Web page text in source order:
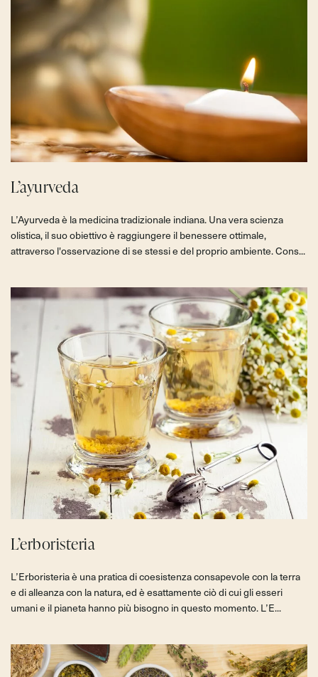
L’ayurveda
L’Ayurveda è la medicina tradizionale indiana. Una vera scienza
olistica, il suo obiettivo è raggiungere il benessere ottimale,
attraverso l'osservazione di se stessi e del proprio ambiente. Cons...
L’erboristeria
L’Erboristeria è una pratica di coesistenza consapevole con la terra
e di alleanza con la natura, ed è esattamente ciò di cui gli esseri
umani e il pianeta hanno più bisogno in questo momento. L’E...